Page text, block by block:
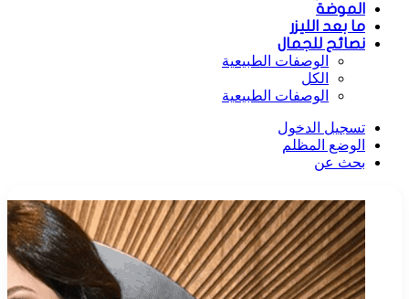
الموضة
ما بعد الليزر
نصائح للجمال
الوصفات الطبيعية
الكل
الوصفات الطبيعية
تسجيل الدخول
الوضع المظلم
بحث عن